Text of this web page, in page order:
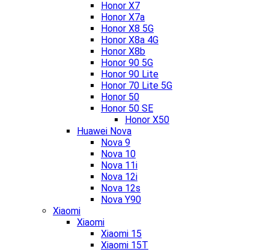
Honor X7
Honor X7a
Honor X8 5G
Honor X8a 4G
Honor X8b
Honor 90 5G
Honor 90 Lite
Honor 70 Lite 5G
Honor 50
Honor 50 SE
Honor X50
Huawei Nova
Nova 9
Nova 10
Nova 11i
Nova 12i
Nova 12s
Nova Y90
Xiaomi
Xiaomi
Xiaomi 15
Xiaomi 15T